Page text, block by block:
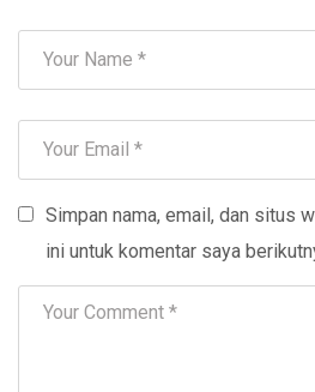
Simpan nama, email, dan situs
ini untuk komentar saya